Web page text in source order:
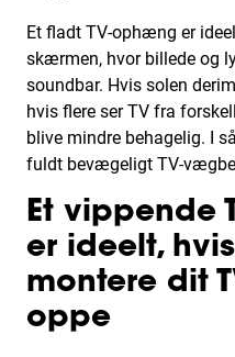
Et fladt TV-ophæng er
skærmen, hvor billede og
soundbar. Hvis solen
hvis flere ser TV fra
blive mindre behagelig. I
fuldt bevægeligt TV-
Et vippende
er ideelt,
montere dit
oppe